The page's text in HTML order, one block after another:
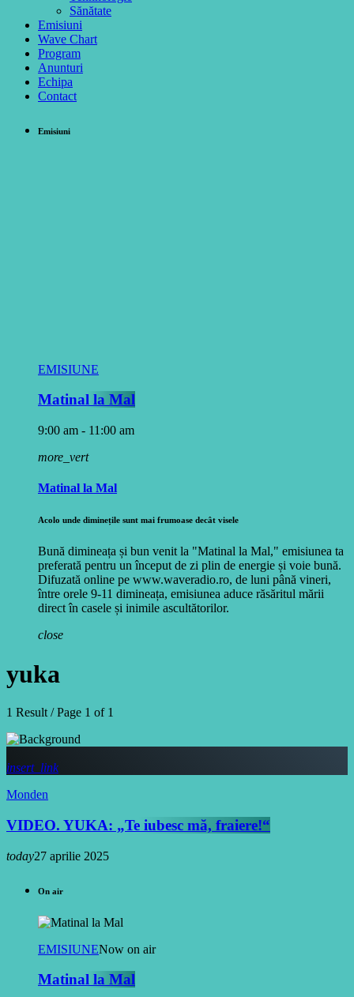
Sănătate
Emisiuni
Wave Chart
Program
Anunturi
Echipa
Contact
Emisiuni
EMISIUNE
Matinal la Mal
9:00 am - 11:00 am
more_vert
Matinal la Mal
Acolo unde diminețile sunt mai frumoase decât visele
Bună dimineața și bun venit la "Matinal la Mal," emisiunea ta
preferată pentru un început de zi plin de energie și voie bună.
Difuzată online pe www.waveradio.ro, de luni până vineri,
între orele 9-11 dimineața, emisiunea aduce răsăritul mării
direct în casele și inimile ascultătorilor.
close
yuka
1 Result / Page 1 of 1
insert_link
Monden
VIDEO. YUKA: „Te iubesc mă, fraiere!“
today27 aprilie 2025
On air
EMISIUNENow on air
Matinal la Mal